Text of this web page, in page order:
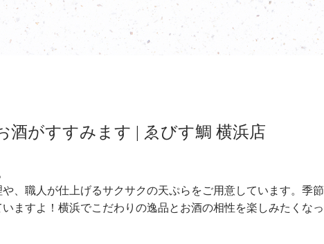
酒がすすみます | ゑびす鯛 横浜店
、職人が仕上げるサクサクの天ぷらをご用意しています。季節
ますよ！横浜でこだわりの逸品とお酒の相性を楽しみたくなっ